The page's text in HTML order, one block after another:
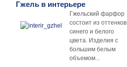
Гжель в интерьере
Гжельский фарфор
состоит из оттенков
синего и белого
цвета. Изделия с
большим белым
объемом...